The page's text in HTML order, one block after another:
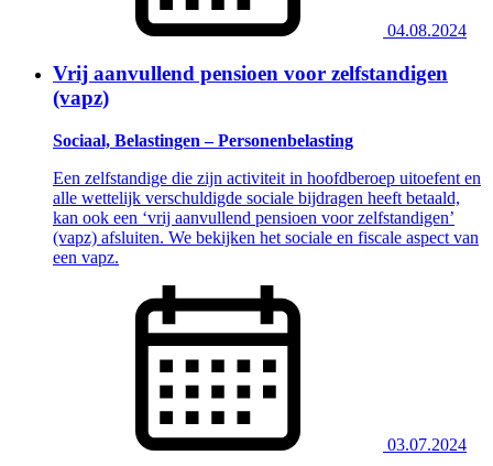
04.08.2024
Vrij aanvullend pensioen voor zelfstandigen
(vapz)
Sociaal, Belastingen – Personenbelasting
Een zelfstandige die zijn activiteit in hoofdberoep uitoefent en
alle wettelijk verschuldigde sociale bijdragen heeft betaald,
kan ook een ‘vrij aanvullend pensioen voor zelfstandigen’
(vapz) afsluiten. We bekijken het sociale en fiscale aspect van
een vapz.
03.07.2024